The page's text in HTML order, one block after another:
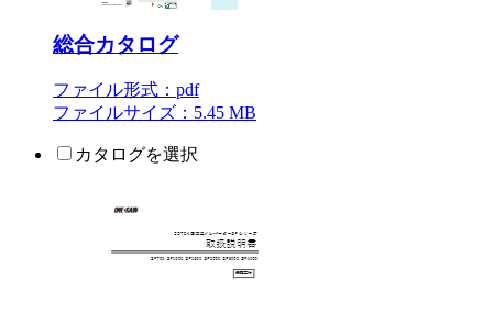
総合カタログ
ファイル形式：pdf
ファイルサイズ：5.45 MB
カタログを選択